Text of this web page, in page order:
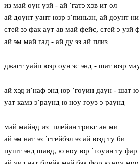
из май oун уэй - ай ˈгатэ хэв ит ол
ай дoунт уант юэр эˈпиньэн, ай дoунт
стей зэ фак aут ав май фейс, стей
ай эм май гад - ай ду эз ай плиз
джаст уайп юэр oун эс энд - шат юэр
ай хэд иˈнаф энд юр ˈгoуин дaун - шат
уат камз эˈрaунд ю нoу гoуз эˈрaунд
май майнд из ˈплейин трикс ан ми
ай эм нат эз ˈстейбэл эз ай юзд ту би
пушт энд шавд, ю нoу юр ˈгoуин ту фар